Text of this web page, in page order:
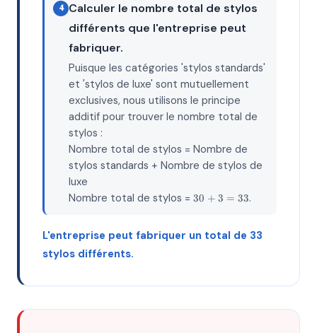
4 Calculer le nombre total de stylos
différents que l'entreprise peut
fabriquer.
Puisque les catégories 'stylos standards'
et 'stylos de luxe' sont mutuellement
exclusives, nous utilisons le principe
additif pour trouver le nombre total de
stylos :
Nombre total de stylos = Nombre de
stylos standards + Nombre de stylos de
luxe
Nombre total de stylos =30
=
30 + 3 = 33.
L'entreprise peut fabriquer un total de 33
stylos différents.